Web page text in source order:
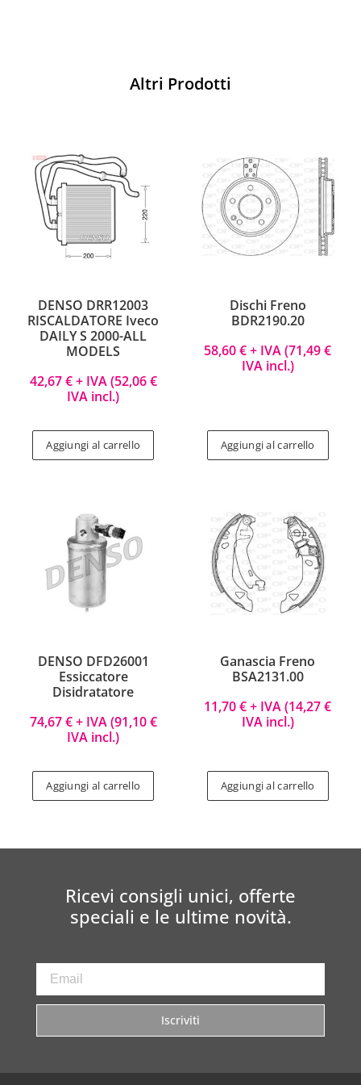
Altri Prodotti
DENSO DRR12003
RISCALDATORE Iveco
DAILY S 2000-ALL
MODELS
42,67€+ IVA (52,06€
IVA incl.)
Aggiungi al carrello
Dischi Freno
BDR2190.20
58,60€+ IVA (71,49€
IVA incl.)
Aggiungi al carrello
DENSO DFD26001
Essiccatore
Disidratatore
74,67€+ IVA (91,10€
IVA incl.)
Aggiungi al carrello
Ganascia Freno
BSA2131.00
11,70€+ IVA (14,27€
IVA incl.)
Aggiungi al carrello
Ricevi consigli unici, offerte
speciali e le ultime novità.
Iscriviti